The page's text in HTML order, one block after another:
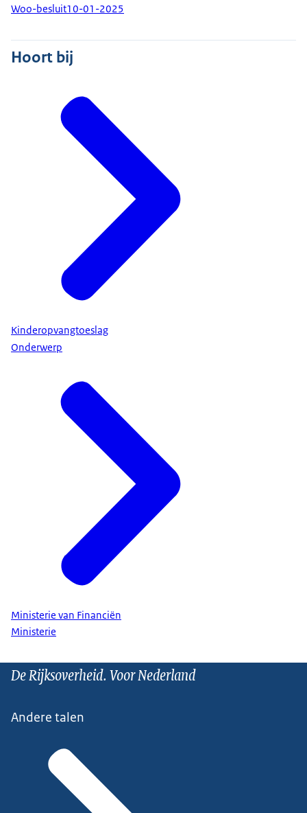
Woo-besluit10-01-2025
Hoort bij
Kinderopvangtoeslag
Onderwerp
Ministerie van Financiën
Ministerie
De Rijksoverheid. Voor Nederland
Andere talen